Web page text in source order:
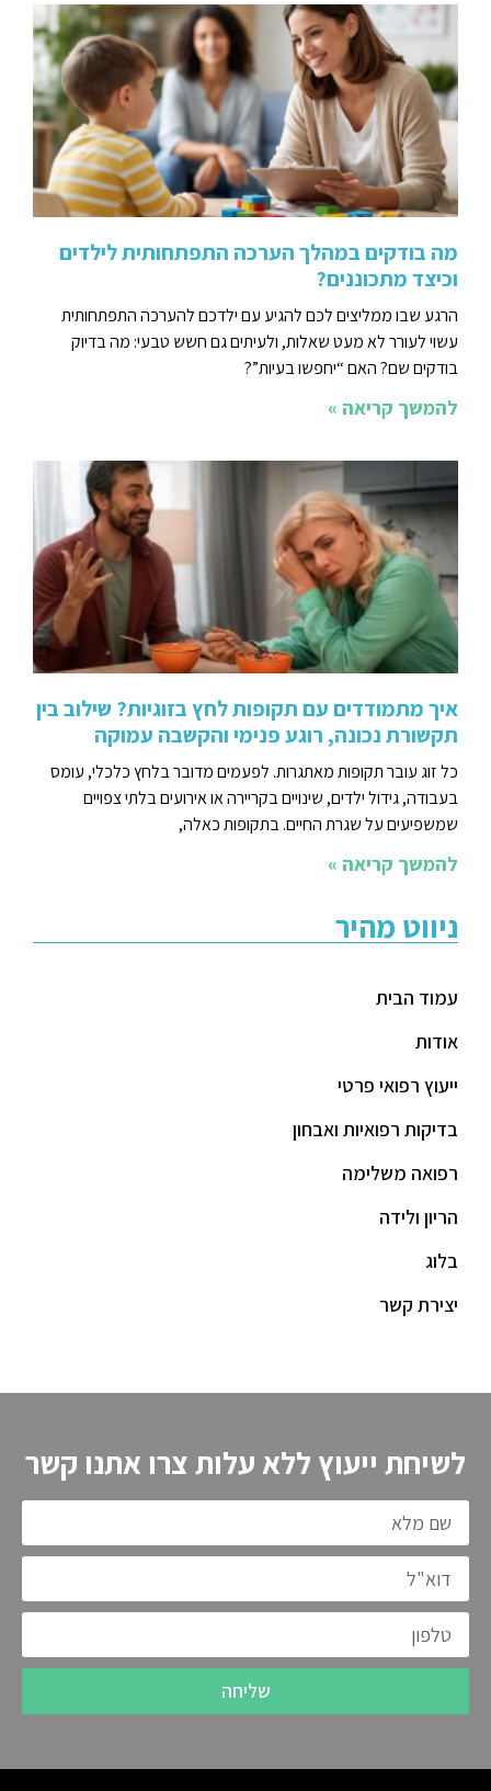
מה בודקים במהלך הערכה התפתחותית לילדים
וכיצד מתכוננים?
הרגע שבו ממליצים לכם להגיע עם ילדכם להערכה התפתחותית
עשוי לעורר לא מעט שאלות, ולעיתים גם חשש טבעי: מה בדיוק
בודקים שם? האם “יחפשו בעיות”?
להמשך קריאה »
איך מתמודדים עם תקופות לחץ בזוגיות? שילוב בין
תקשורת נכונה, רוגע פנימי והקשבה עמוקה
כל זוג עובר תקופות מאתגרות. לפעמים מדובר בלחץ כלכלי, עומס
בעבודה, גידול ילדים, שינויים בקריירה או אירועים בלתי צפויים
שמשפיעים על שגרת החיים. בתקופות כאלה,
להמשך קריאה »
ניווט מהיר
עמוד הבית
אודות
ייעוץ רפואי פרטי
בדיקות רפואיות ואבחון
רפואה משלימה
הריון ולידה
בלוג
יצירת קשר
לשיחת ייעוץ ללא עלות צרו אתנו קשר
שליחה